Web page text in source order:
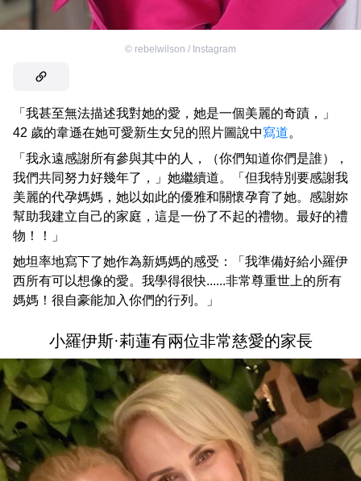
© rebelwilson / Instagram
「我甚至無法描述我對她的愛，她是一個美麗的奇蹟，」
42 歲的韋遜在她可愛新生女兒的照片圖說中寫道。
「我永遠感謝所有參與其中的人，（你們知道你們是誰），
我們共同努力好幾年了，」她繼續道。「但我特別要感謝我
美麗的代孕媽媽，她以如此的優雅和關懷孕育了她。感謝妳
幫助我建立自己的家庭，這是一份了不起的禮物。最好的禮
物！！」
她坦率地寫下了她作為新媽媽的感受：「我準備好給小羅伊
西所有可以想像的愛。我學得很快......非常尊重世上的所有
媽媽！很自豪能加入你們的行列。」
小羅伊斯·莉蓮有兩位非常慈愛的家長